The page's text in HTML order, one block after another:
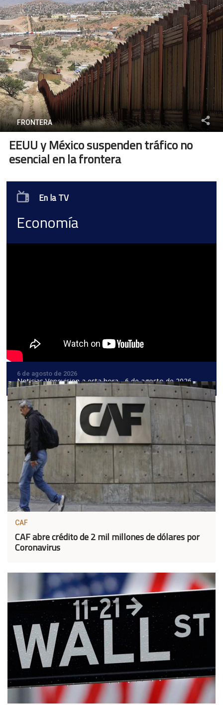
FRONTERA
EEUU y México suspenden tráfico no
esencial en la frontera
En la TV
Economía
6 de agosto de 2026
Noticias Venevision a esta hora - 6 de agosto de 2026
CAF
CAF abre crédito de 2 mil millones de dólares por
Coronavirus